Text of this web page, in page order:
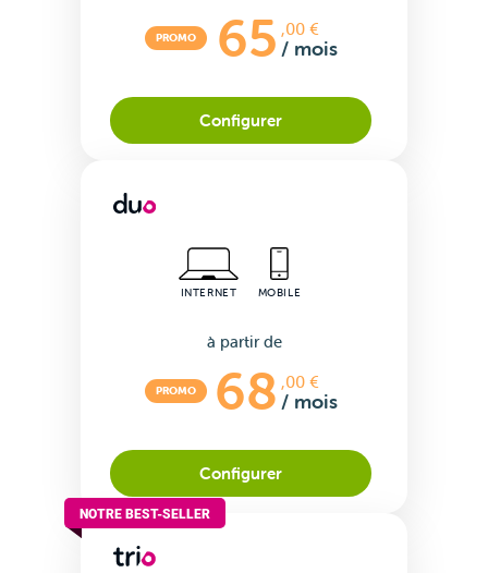
Mobile
PROMO 65 ,00 €
/ mois
Configurer
INTERNET MOBILE
à partir de
PROMO 68 ,00 €
/ mois
Configurer
NOTRE BEST-SELLER